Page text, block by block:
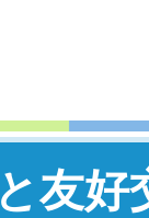
友好